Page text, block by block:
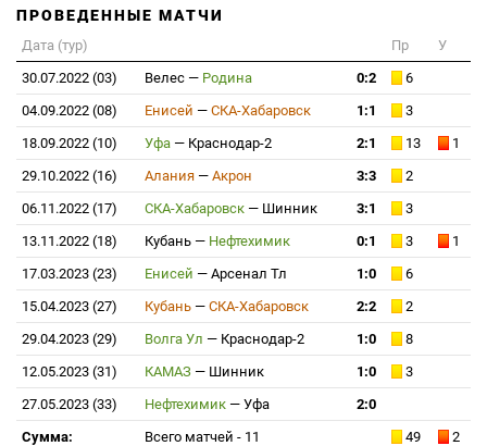
ПРОВЕДЕННЫЕ МАТЧИ
Дата (тур) Пр
У
30.07.2022 (03)
Велес — Родина 0:2
6
04.09.2022 (08)
Енисей — СКА-Хабаровск 1:1
3
18.09.2022 (10)
Уфа — Краснодар-2 2:1 13
1
29.10.2022 (16)
Алания — Акрон 3:3
2
06.11.2022 (17)
СКА-Хабаровск — Шинник 3:1
3
13.11.2022 (18)
Кубань — Нефтехимик 0:1 3
1
17.03.2023 (23)
Енисей — Арсенал Тл 1:0
6
15.04.2023 (27)
Кубань — СКА-Хабаровск 2:2
2
29.04.2023 (29)
Волга Ул — Краснодар-2 1:0
8
12.05.2023 (31)
КАМАЗ — Шинник 1:0
3
27.05.2023 (33)
Нефтехимик — Уфа
2:0
Сумма:
Всего матчей - 11 49 2